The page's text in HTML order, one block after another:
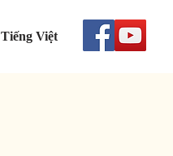
Tiếng Việt